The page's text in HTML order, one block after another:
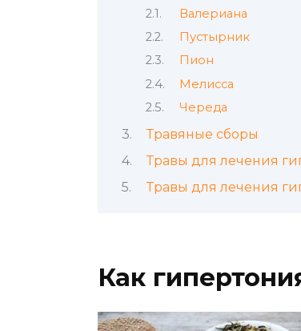
Валериана
Пустырник
Пион
Мелисса
Череда
Травяные сборы
Травы для лечения
Травы для лечения
Как